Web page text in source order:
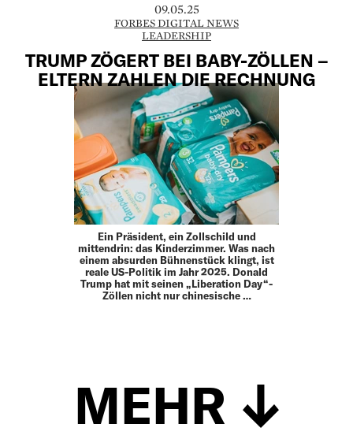
09.05.25
FORBES DIGITAL NEWS
LEADERSHIP
TRUMP ZÖGERT BEI BABY-ZÖLLEN –
ELTERN ZAHLEN DIE RECHNUNG
Ein Präsident, ein Zollschild und
mittendrin: das Kinderzimmer. Was nach
einem absurden Bühnenstück klingt, ist
reale US-Politik im Jahr 2025. Donald
Trump hat mit seinen „Liberation Day“-
Zöllen nicht nur chinesische …
MEHR